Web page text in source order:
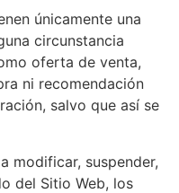
únicamente una
circunstancia
oferta de venta,
ni recomendación
salvo que así se
modificar, suspender,
del Sitio Web, los